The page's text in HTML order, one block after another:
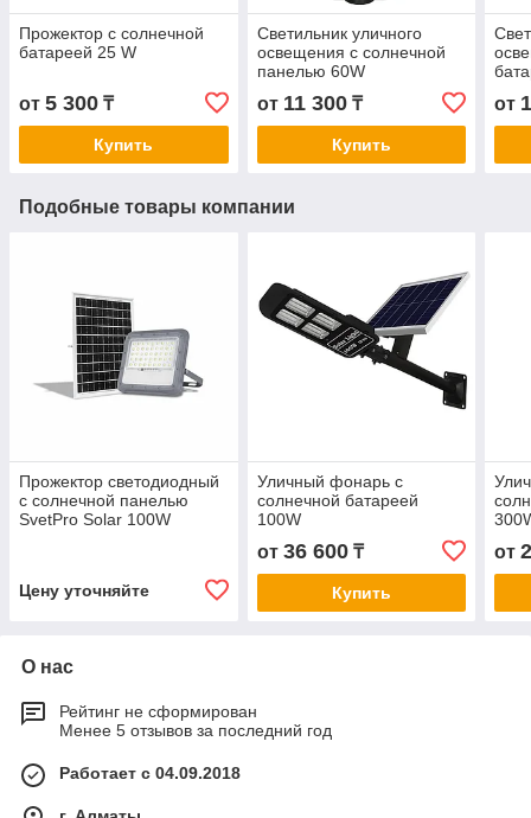
Прожектор с солнечной
батареей 25 W
от 5 300 ₸
Купить
Светильник уличного
освещения с солнечной
панелью 60W
от 11 300₸
Купить
от
Подобные товары компании
Прожектор светодиодный
с солнечной панелью
SvetPro Solar 100W
Цену уточняйте
Уличный фонарь с
солнечной батареей
100W
от 36 600₸
Купить
от
О нас
Рейтинг не сформирован
Менее 5 отзывов за последний год
Работает с 04.09.2018